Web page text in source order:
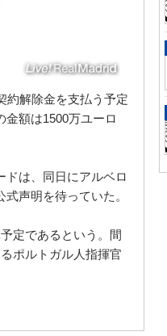
約解除金を支払う予定
額は1500万ユーロ
ドは、同日にアルベロ
声明を待っていた。
定であるという。間
ポルトガル人指揮官